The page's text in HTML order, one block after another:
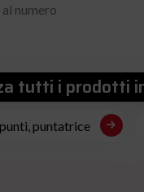
numero
tutti i prodotti
puntatrice